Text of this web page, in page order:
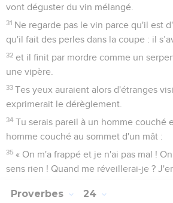
vont déguster du vin mélangé.
31 Ne regarde pas le vin parce qu'il est
qu'il fait des perles dans la coupe : il
32 et il finit par mordre comme un
une vipère.
33 Tes yeux auraient alors d'étranges
exprimerait le dérèglement.
34 Tu serais pareil à un homme couché
homme couché au sommet d'un mât :
35 « On m'a frappé et je n'ai pas mal !
sens rien ! Quand me réveillerai-je ?
Proverbes 24